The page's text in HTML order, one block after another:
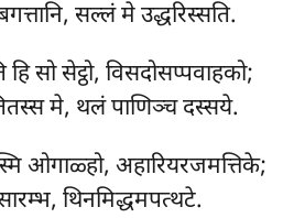
सल्लं मे उद्धरिस्सति.
हि सो सेट्ठो, विसदोसप्पवाहको;
मे, थलं पाणिञ्च दस्सये.
ओगाळ्हो, अहारियरजमत्तिके;
थिनमिद्धमपत्थटे.